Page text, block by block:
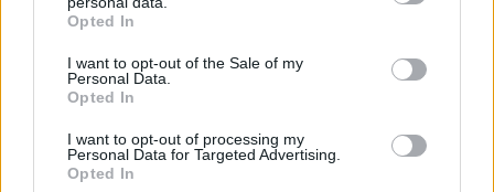
grant or deny consent to Google and its third-party tags to
use your data for below specified purposes in below Google
consent section.
Opted In
I want to opt-out of the Sale of my
Personal Data.
Opted In
I want to opt-out of processing my
Personal Data for Targeted Advertising.
Opted In
Greek Goddess Beauty: Η τάση ομορφιάς που μας κάνει
να θέλουμε να μοιάζουμε με σύγχρονη Ελληνίδα θεά
πριν 5 λεπτά
Οι 6 σοβαρές ασθένειες της γάτας που μπορείτε να
αποτρέψετε
πριν 5 λεπτά